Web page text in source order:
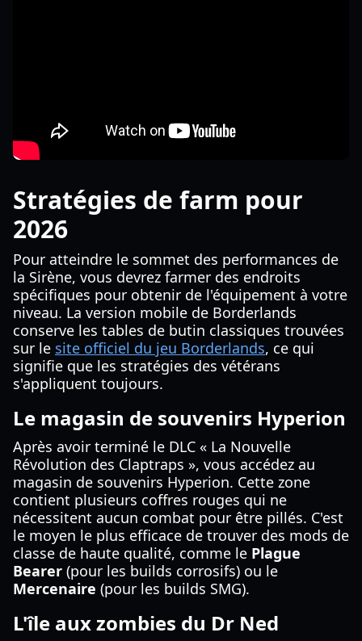
Stratégies de farm pour
2026
Pour atteindre le sommet des performances de
la Sirène, vous devrez farmer des endroits
spécifiques pour obtenir de l'équipement à votre
niveau. La version mobile de Borderlands
conserve les tables de butin classiques trouvées
sur le site officiel du jeu Borderlands, ce qui
signifie que les stratégies des vétérans
s'appliquent toujours.
Le magasin de souvenirs Hyperion
Après avoir terminé le DLC « La Nouvelle
Révolution des Claptraps », vous accédez au
magasin de souvenirs Hyperion. Cette zone
contient plusieurs coffres rouges qui ne
nécessitent aucun combat pour être pillés. C'est
le moyen le plus efficace de trouver des mods de
classe de haute qualité, comme le Plague
Bearer (pour les builds corrosifs) ou le
Mercenaire (pour les builds SMG).
L'île aux zombies du Dr Ned